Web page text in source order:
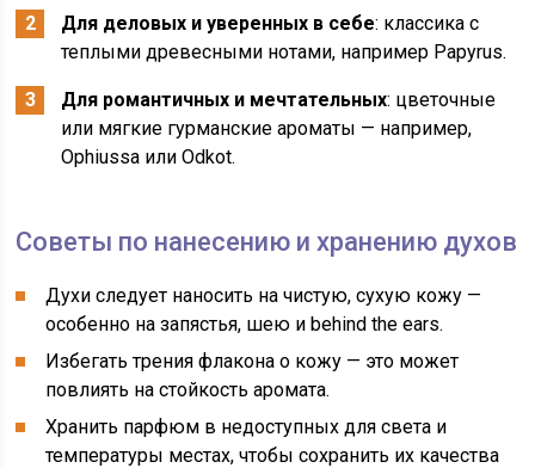
Для деловых и уверенных в себе: классика с
теплыми древесными нотами, например Papyrus.
Для романтичных и мечтательных: цветочные
или мягкие гурманские ароматы — например,
Ophiussa или Odkot.
Советы по нанесению и хранению духов
Духи следует наносить на чистую, сухую кожу —
особенно на запястья, шею и behind the ears.
Избегать трения флакона о кожу — это может
повлиять на стойкость аромата.
Хранить парфюм в недоступных для света и
температуры местах, чтобы сохранить их качества